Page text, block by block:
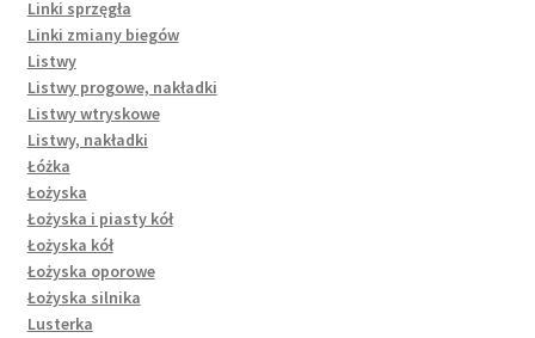
Linki sprzęgła
Linki zmiany biegów
Listwy
Listwy progowe, nakładki
Listwy wtryskowe
Listwy, nakładki
Łóżka
Łożyska
Łożyska i piasty kół
Łożyska kół
Łożyska oporowe
Łożyska silnika
Lusterka